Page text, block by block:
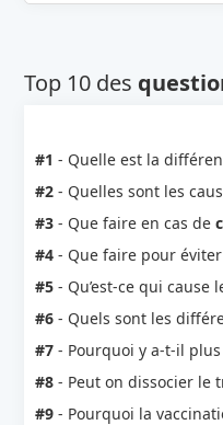
Top 10 des
#1 - Quelle est la
#2- Quelles sont les
#3- Que faire en cas de
#4- Que faire pour
#5- Qu’est-ce qui cause
#6- Quels sont les
#7- Pourquoi y a-t-il
#8- Peut on dissocier le
#9- Pourquoi la